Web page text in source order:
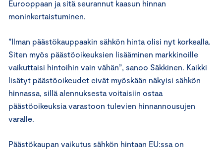
Eurooppaan ja sitä seurannut kaasun hinnan
moninkertaistuminen.
”Ilman päästökauppaakin sähkön hinta olisi nyt korkealla.
Siten myös päästöoikeuksien lisääminen markkinoille
vaikuttaisi hintoihin vain vähän”, sanoo Säkkinen. Kaikki
lisätyt päästöoikeudet eivät myöskään näkyisi sähkön
hinnassa, sillä alennuksesta voitaisiin ostaa
päästöoikeuksia varastoon tulevien hinnannousujen
varalle.
Päästökaupan vaikutus sähkön hintaan EU:ssa on